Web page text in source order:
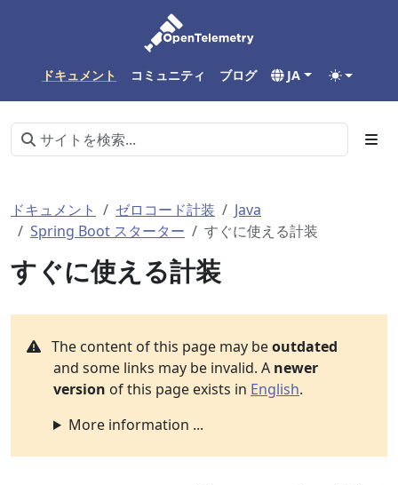
ドキュメント コミュニティ ブログ JA
ドキュメント ゼロコード計装
Java
Spring Boot スターター
すぐに使える計装
すぐに使える計装
The content of this page may beoutdated
and some links may be invalid. A newer
version of this page exists in English.
More information ...